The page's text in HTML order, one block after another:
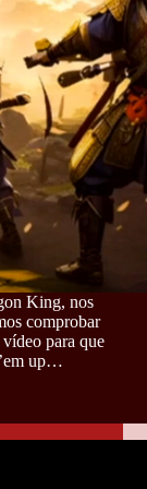
King, nos
comprobar
para que
up…